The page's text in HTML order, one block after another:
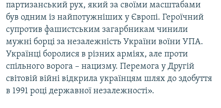
ДОЛУЧАЙСЯ!
Усі сайти RFE/RL
партизанський рух, який за своїми масштабами
був одним із найпотужніших у Європі. Героїчний
супротив фашистським загарбникам чинили
мужні борці за незалежність України воїни УПА.
Українці боролися в різних арміях, але проти
спільного ворога – нацизму. Перемога у Другій
світовій війні відкрила українцям шлях до здобуття
в 1991 році державної незалежності».